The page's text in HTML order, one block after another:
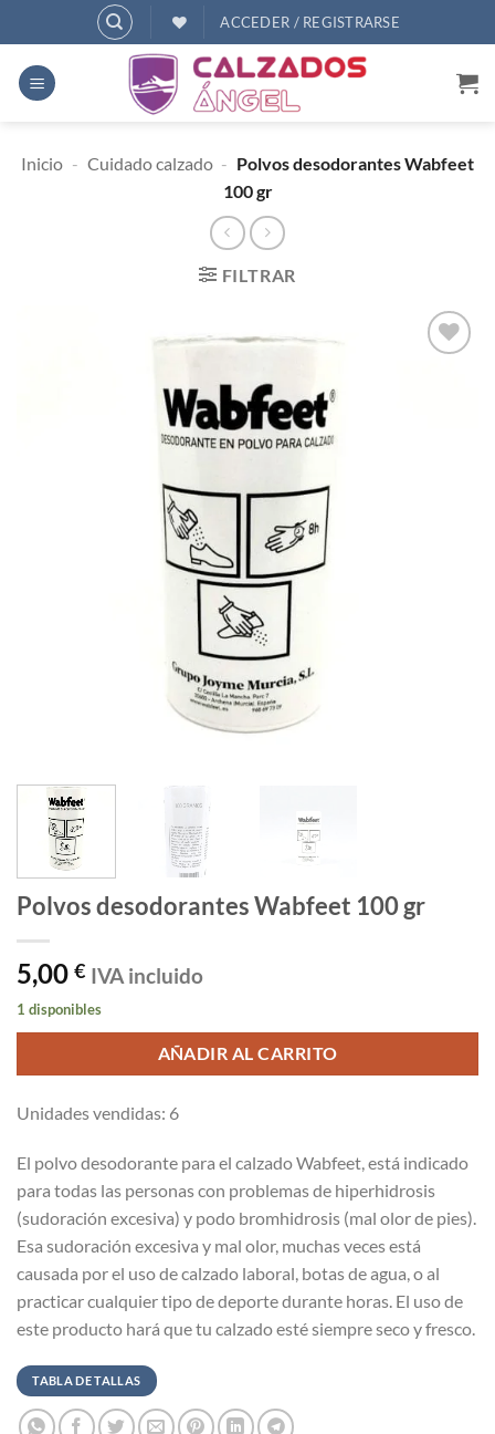
al
contenido
ACCEDER / REGISTRARSE
Inicio - Cuidado calzado - Polvos desodorantes Wabfeet
100 gr
FILTRAR
Polvos desodorantes Wabfeet 100 gr
5,00 € IVA incluido
1 disponibles
AÑADIR AL CARRITO
Unidades vendidas: 6
El polvo desodorante para el calzado Wabfeet, está indicado
para todas las personas con problemas de hiperhidrosis
(sudoración excesiva) y podo bromhidrosis (mal olor de pies).
Esa sudoración excesiva y mal olor, muchas veces está
causada por el uso de calzado laboral, botas de agua, o al
practicar cualquier tipo de deporte durante horas. El uso de
este producto hará que tu calzado esté siempre seco y fresco.
TABLA DE TALLAS